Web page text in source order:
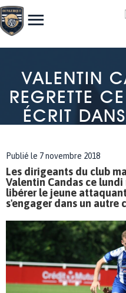
VALENTIN
REGRETTE
ÉCRIT
Publié le 7 novembre 2018
Les dirigeants du club
Valentin Candas ce
libérer le jeune
s'engager dans un autre